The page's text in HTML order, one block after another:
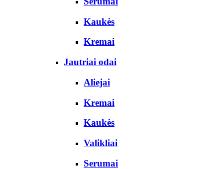
Kaukės
Kremai
Jautriai odai
Aliejai
Kremai
Kaukės
Valikliai
Serumai